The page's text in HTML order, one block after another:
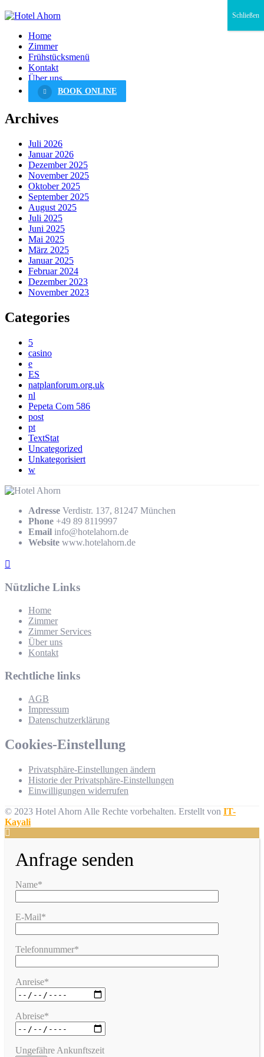
Home
Zimmer
Frühstücksmenü
Kontakt
Über uns
BOOK ONLINE
Archives
Juli 2026
Januar 2026
Dezember 2025
November 2025
Oktober 2025
September 2025
August 2025
Juli 2025
Juni 2025
Mai 2025
März 2025
Januar 2025
Februar 2024
Dezember 2023
November 2023
Categories
5
casino
e
ES
natplanforum.org.uk
nl
Pepeta Com 586
post
pt
TextStat
Uncategorized
Unkategorisiert
w
Adresse Verdistr. 137, 81247 München
Phone +49 89 8119997
Email info@hotelahorn.de
Website www.hotelahorn.de
Nützliche Links
Home
Zimmer
Zimmer Services
Über uns
Kontakt
Rechtliche links
AGB
Impressum
Datenschutzerklärung
Cookies-Einstellung
Privatsphäre-Einstellungen ändern
Historie der Privatsphäre-Einstellungen
Einwilligungen widerrufen
© 2023 Hotel Ahorn Alle Rechte vorbehalten. Erstellt von IT-
Kayali
Anfrage senden
Name*
E-Mail*
Telefonnummer*
Anreise*
Abreise*
Ungefähre Ankunftszeit
Schließen